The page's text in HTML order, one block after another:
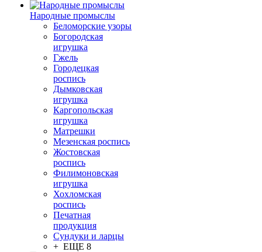
Народные промыслы
Беломорские узоры
Богородская
игрушка
Гжель
Городецкая
роспись
Дымковская
игрушка
Каргопольская
игрушка
Матрешки
Мезенская роспись
Жостовская
роспись
Филимоновская
игрушка
Хохломская
роспись
Печатная
продукция
Сундуки и ларцы
+ ЕЩЕ 8